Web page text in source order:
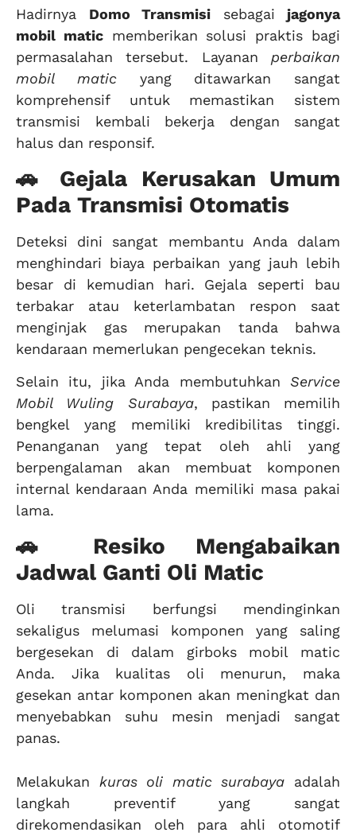
Hadirnya Domo Transmisi sebagai jagonya
mobil maticmemberikan solusi praktis bagi
permasalahan tersebut. Layanan perbaikan
mobil maticyang ditawarkan sangat
komprehensif untuk memastikan sistem
transmisi kembali bekerja dengan sangat
halus dan responsif.
🚗 Gejala Kerusakan Umum
Pada Transmisi Otomatis
Deteksi dini sangat membantu Anda dalam
menghindari biaya perbaikan yang jauh lebih
besar di kemudian hari. Gejala seperti bau
terbakar atau keterlambatan respon saat
menginjak gas merupakan tanda bahwa
kendaraan memerlukan pengecekan teknis.
Selain itu, jika Anda membutuhkan Service
Mobil Wuling Surabaya, pastikan memilih
bengkel yang memiliki kredibilitas tinggi.
Penanganan yang tepat oleh ahli yang
berpengalaman akan membuat komponen
internal kendaraan Anda memiliki masa pakai
lama.
🚗 Resiko Mengabaikan
Jadwal Ganti Oli Matic
Oli transmisi berfungsi mendinginkan
sekaligus melumasi komponen yang saling
bergesekan di dalam girboks mobil matic
Anda. Jika kualitas oli menurun, maka
gesekan antar komponen akan meningkat dan
menyebabkan suhu mesin menjadi sangat
panas.
Melakukan kuras oli matic surabaya adalah
langkah preventif yang sangat
direkomendasikan oleh para ahli otomotif